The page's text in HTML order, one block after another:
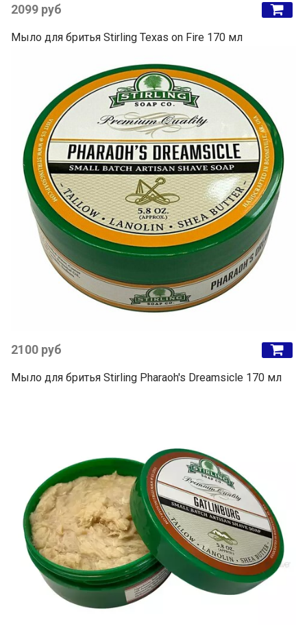
2099 руб
Мыло для бритья Stirling Texas on Fire 170 мл
2100 руб
Мыло для бритья Stirling Pharaoh's Dreamsicle 170 мл